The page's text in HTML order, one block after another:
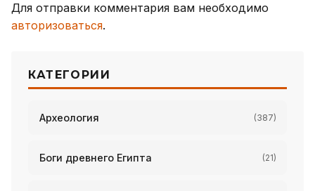
Для отправки комментария вам необходимо
авторизоваться.
КАТЕГОРИИ
Археология (387)
Боги древнего Египта (21)